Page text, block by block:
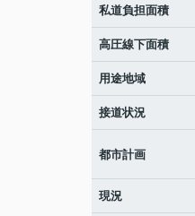
私道負担面積
高圧線下面積
用途地域
接道状況
都市計画
現況